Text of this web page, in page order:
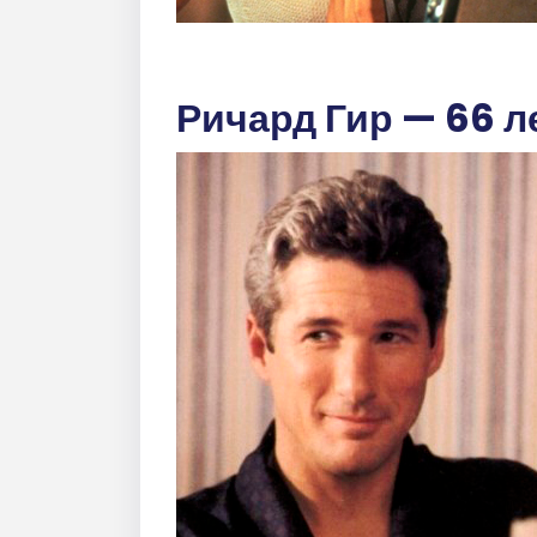
Ричард Гир — 66